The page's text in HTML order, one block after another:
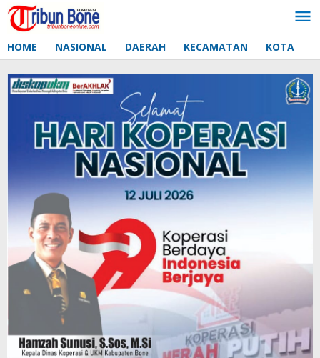
Lewati
ke
HOME NASIONAL DAERAH KECAMATAN KOTA